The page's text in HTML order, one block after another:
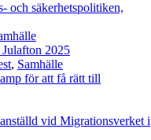
och säkerhetspolitiken,
2025
, Samhälle
för att få rätt till
vid Migrationsverket i